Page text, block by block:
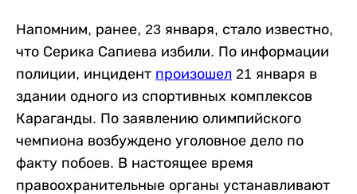
Напомним, ранее, 23 января, стало известно,
что Серика Сапиева избили. По информации
полиции, инцидент произошел 21 января в
здании одного из спортивных комплексов
Караганды. По заявлению олимпийского
чемпиона возбуждено уголовное дело по
факту побоев. В настоящее время
правоохранительные органы устанавливают